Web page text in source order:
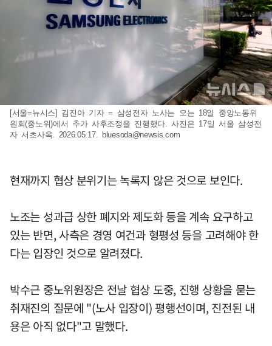
[서울=뉴시스] 김진아 기자 = 삼성전자 노사는 오는 18일 중앙노동위
원회(중노위)에서 추가 사후조정을 진행했다. 사진은 17일 서울 삼성전
자 서초사옥. 2026.05.17. bluesoda@newsis.com
현재까지 협상 분위기는 녹록지 않은 것으로 보인다.
노조는 성과급 상한 폐지와 제도화 등을 계속 요구하고
있는 반면, 사측은 경영 여건과 형평성 등을 고려해야 한
다는 입장인 것으로 알려졌다.
박수근 중노위원장은 전날 협상 도중, 진행 상황을 묻는
취재진의 질문에 "(노사 입장이) 평행선이며, 진전된 내
용은 아직 없다"고 말했다.